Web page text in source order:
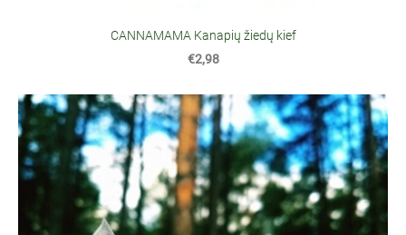
CANNAMAMA Kanapių žiedų kief
€2,98